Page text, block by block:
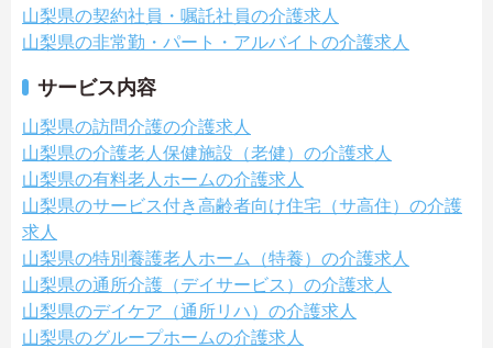
山梨県の契約社員・嘱託社員の介護求人
山梨県の非常勤・パート・アルバイトの介護求人
サービス内容
山梨県の訪問介護の介護求人
山梨県の介護老人保健施設（老健）の介護求人
山梨県の有料老人ホームの介護求人
山梨県のサービス付き高齢者向け住宅（サ高住）の介護
求人
山梨県の特別養護老人ホーム（特養）の介護求人
山梨県の通所介護（デイサービス）の介護求人
山梨県のデイケア（通所リハ）の介護求人
山梨県のグループホームの介護求人